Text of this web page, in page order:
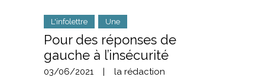
L'infolettre Une
Pour des réponses de
gauche à l’insécurité
03/06/2021 | la rédaction